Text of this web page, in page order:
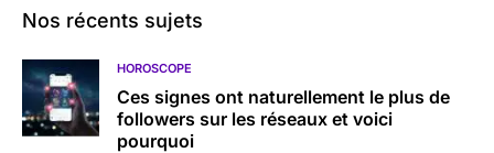
Nos récents sujets
HOROSCOPE
Ces signes ont naturellement le plus de
followers sur les réseaux et voici
pourquoi